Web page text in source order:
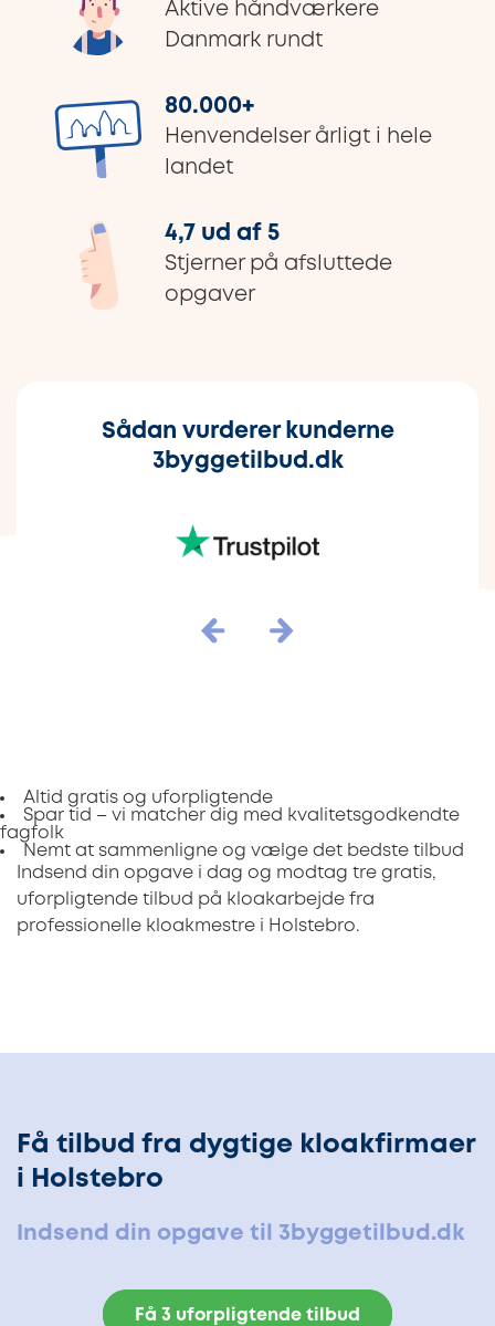
Aktive håndværkere
Danmark rundt
80.000+
Henvendelser årligt i hele
landet
4,7 ud af 5
Stjerner på afsluttede
opgaver
Sådan vurderer kunderne
3byggetilbud.dk
Altid gratis og uforpligtende
Spar tid – vi matcher dig med kvalitetsgodkendte
fagfolk
Nemt at sammenligne og vælge det bedste tilbud
Indsend din opgave i dag og modtag tre gratis,
uforpligtende tilbud på kloakarbejde fra
professionelle kloakmestre i Holstebro.
Få tilbud fra dygtige kloakfirmaer
i Holstebro
Indsend din opgave til 3byggetilbud.dk
Få 3 uforpligtende tilbud